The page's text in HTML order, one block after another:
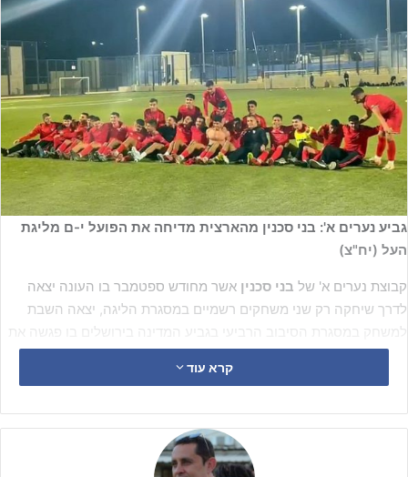
גביע נערים א': בני סכנין מהארצית מדיחה את הפועל י-ם מליגת
העל (יח"צ)
קבוצת נערים א' של בני סכנין אשר מחודש ספטמבר בו העונה יצאה
לדרך שיחקה רק שני משחקים רשמיים במסגרת הליגה, יצאה השבת
למשחק במסגרת הסיבוב הרביעי בגביע המדינה בירושלים בו פגשה את
הפועל המקומית מליגת העל.
קרא עוד